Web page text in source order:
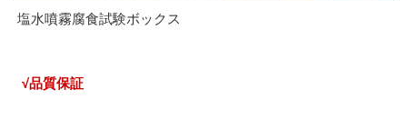
塩水噴霧腐食試験ボックス
√品質保証